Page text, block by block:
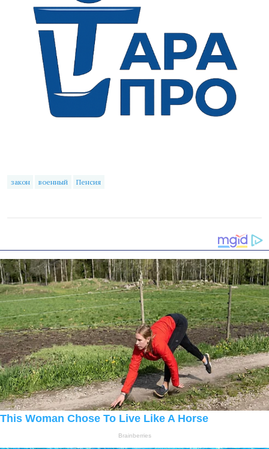
закон военный Пенсия